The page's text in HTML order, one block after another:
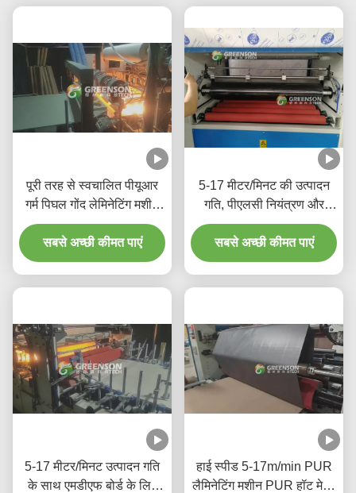
पूरी तरह से स्वचालित पीयूआर
गर्म पिघल गोंद लेमिनेटिंग मशीन
5-17m/min के साथ उत्पादन
गति के लिए 1220mm*2440-
3000mm जिप्सम दीवार पैनल
सबसे अच्छी कीमत पाएं
5-17 मीटर/मिनट की उत्पादन
गति, पीएलसी नियंत्रण और
पर्यावरण के अनुकूल पीयूआर हॉट
मेल्ट गोंद के साथ पूर्ण स्वचालित
लेमिनेशन मशीन
सबसे अच्छी कीमत पाएं
5-17 मीटर/मिनट उत्पादन गति
के साथ एमडीएफ बोर्ड के लिए
हाई स्पीड 5-17m/min PUR
लैमिनेटिंग मशीन PUR हॉट मेल्ट